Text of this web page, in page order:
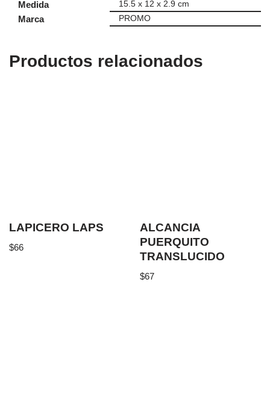
Medida 15.5 x 12 x 2.9 cm
Marca PROMO
Productos relacionados
LAPICERO LAPS
$66
ALCANCIA
PUERQUITO
TRANSLUCIDO
$67